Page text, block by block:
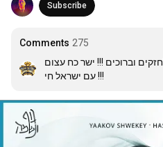
Subscribe
Comments 275
חזקים וברוכים !!! ישר כח עצום!!!
עם ישראל חי !!!